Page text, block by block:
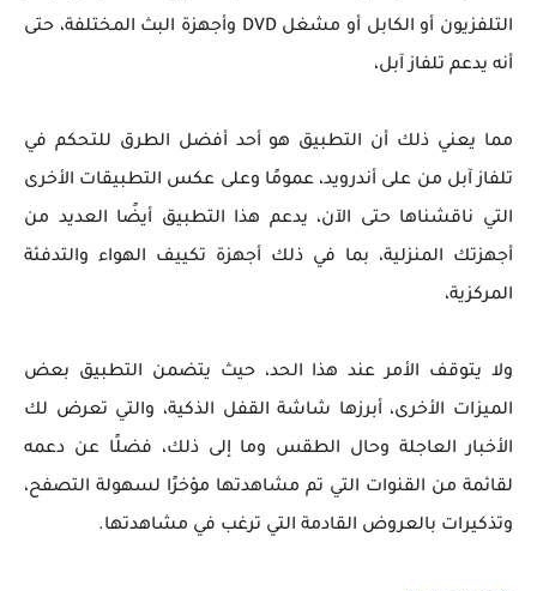
التلفزيون أو الكابل أو مشغل DVD وأجهزة البث المختلفة، حتى
أنه يدعم تلفاز آبل،
مما يعني ذلك أن التطبيق هو أحد أفضل الطرق للتحكم في
تلفاز آبل من على أندرويد، عمومًا وعلى عكس التطبيقات الأخرى
التي ناقشناها حتى الآن، يدعم هذا التطبيق أيضًا العديد من
أجهزتك المنزلية، بما في ذلك أجهزة تكييف الهواء والتدفئة
المركزية،
ولا يتوقف الأمر عند هذا الحد، حيث يتضمن التطبيق بعض
الميزات الأخرى، أبرزها شاشة القفل الذكية، والتي تعرض لك
الأخبار العاجلة وحال الطقس وما إلى ذلك، فضلًا عن دعمه
لقائمة من القنوات التي تم مشاهدتها مؤخرًا لسهولة التصفح،
وتذكيرات بالعروض القادمة التي ترغب في مشاهدتها.